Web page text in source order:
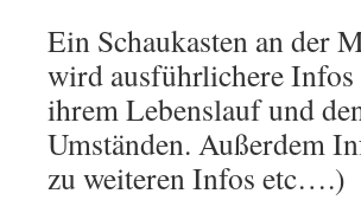
Ein Schaukasten an der
wird ausführlichere
ihrem Lebenslauf und
Umständen. Außerdem
zu weiteren Infos etc….)